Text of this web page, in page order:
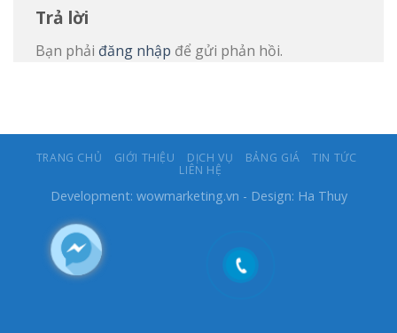
Trả lời
Bạn phải đăng nhập để gửi phản hồi.
TRANG CHỦ GIỚI THIỆU DỊCH VỤ BẢNG GIÁ
TIN TỨC
LIÊN HỆ
Development: wowmarketing.vn - Design: Ha Thuy